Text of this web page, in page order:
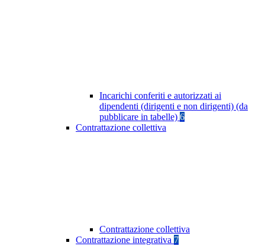
Incarichi conferiti e autorizzati ai
dipendenti (dirigenti e non dirigenti) (da
pubblicare in tabelle) 6
Contrattazione collettiva
Contrattazione collettiva
Contrattazione integrativa 7